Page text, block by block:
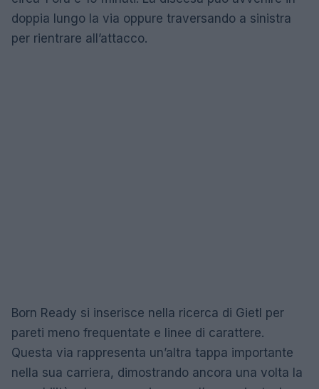
doppia lungo la via oppure traversando a sinistra
per rientrare all’attacco.
Born Ready si inserisce nella ricerca di Gietl per
pareti meno frequentate e linee di carattere.
Questa via rappresenta un’altra tappa importante
nella sua carriera, dimostrando ancora una volta la